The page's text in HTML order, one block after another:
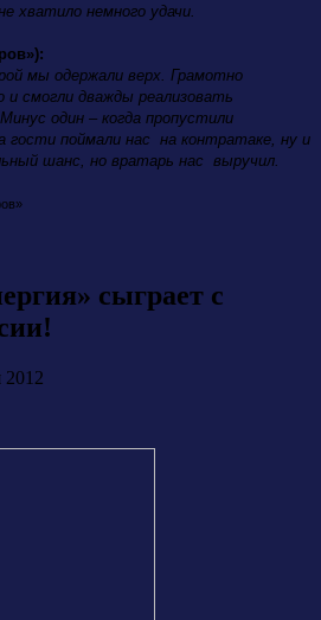
хватило немного удачи.
мы одержали верх. Грамотно
смогли дважды реализовать
один – когда пропустили
гости поймали нас на контратаке, ну и
шанс, но вратарь нас выручил.
сыграет с
2012